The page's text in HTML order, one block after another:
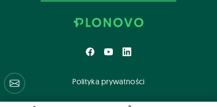
Polityka prywatności
Centrum pomocy